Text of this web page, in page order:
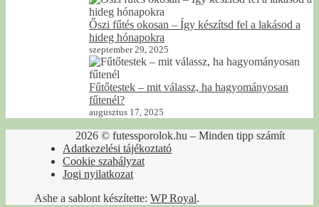
Őszi fűtés okosan – Így készítsd fel a lakásod a
hideg hónapokra
szeptember 29, 2025
Fűtőtestek – mit válassz, ha hagyományosan
fűtenél?
augusztus 17, 2025
2026 © futessporolok.hu – Minden tipp számít
Adatkezelési tájékoztató
Cookie szabályzat
Jogi nyilatkozat
Ashe a sablont készítette: WP Royal.